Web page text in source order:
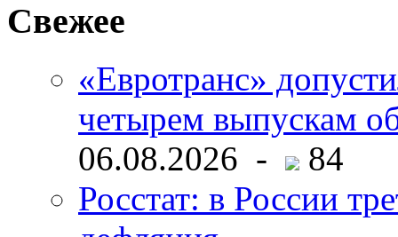
Свежее
«Евротранс»
четырем выпускам
06.08.2026 -
84
Росстат: в России